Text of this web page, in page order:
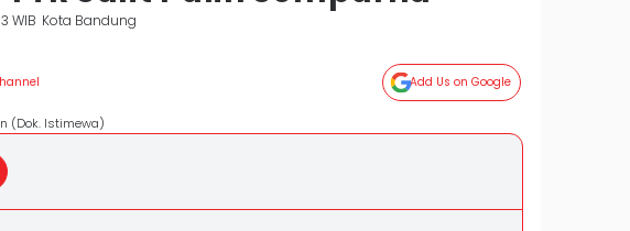
WIB Kota Bandung
Add Us on Google
(Dok. Istimewa)